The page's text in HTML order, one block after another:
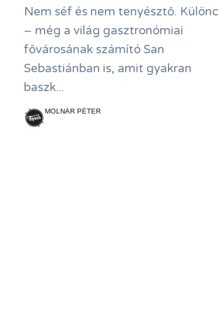
Nem séf és nem tenyésztő. Különc
– még a világ gasztronómiai
fővárosának számító San
Sebastiánban is, amit gyakran
baszk...
MOLNÁR PÉTER